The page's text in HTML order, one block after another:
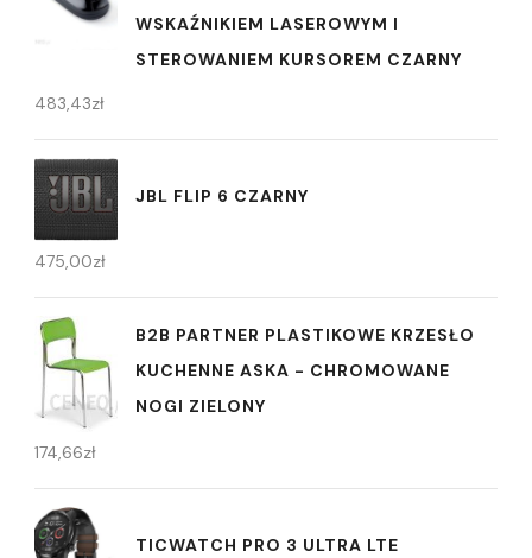
WSKAŹNIKIEM LASEROWYM I
STEROWANIEM KURSOREM CZARNY
483,43zł
JBL FLIP 6 CZARNY
475,00zł
B2B PARTNER PLASTIKOWE KRZESŁO
KUCHENNE ASKA - CHROMOWANE
NOGI ZIELONY
174,66zł
TICWATCH PRO 3 ULTRA LTE